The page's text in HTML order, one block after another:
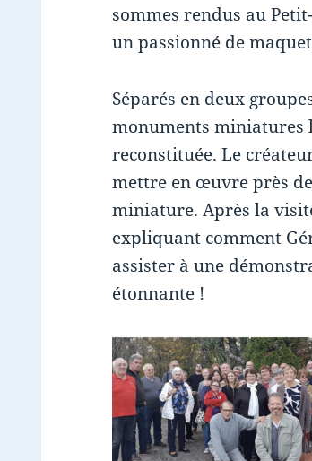
sommes rendus au
un passionné de
Séparés en deux
monuments miniatures
reconstituée. Le
mettre en œuvre près
miniature. Après la
expliquant comment
assister à une
étonnante !